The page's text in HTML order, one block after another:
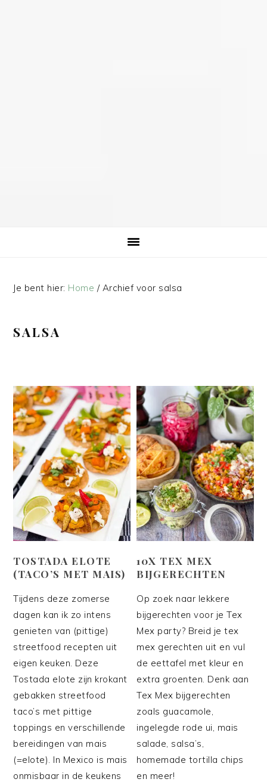
Je bent hier: Home /Archief voor salsa
SALSA
TOSTADA ELOTE
(TACO’S MET MAIS)
Tijdens deze zomerse
dagen kan ik zo intens
genieten van (pittige)
streetfood recepten uit
eigen keuken. Deze
Tostada elote zijn krokant
gebakken streetfood
taco’s met pittige
toppings en verschillende
bereidingen van mais
(=elote). In Mexico is mais
onmisbaar in de keukens
10X TEX MEX
BIJGERECHTEN
Op zoek naar lekkere
bijgerechten voor je Tex
Mex party? Breid je tex
mex gerechten uit en vul
de eettafel met kleur en
extra groenten. Denk aan
Tex Mex bijgerechten
zoals guacamole,
ingelegde rode ui, mais
salade, salsa’s,
homemade tortilla chips
en meer!